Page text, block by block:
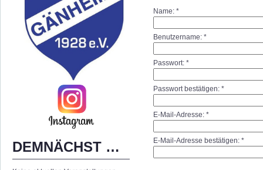
DEMNÄCHST …
Name: *
Benutzername: *
Passwort: *
Passwort bestätigen: *
E-Mail-Adresse: *
E-Mail-Adresse bestätigen: *